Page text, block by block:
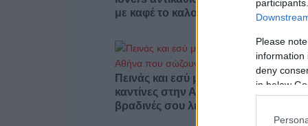
Please
information
deny
in below
με καφέ το καλοκαίρι
Πεινάς και εσύ μετά το ξενύχτι; 5
καντίνες στην Αθήνα που σώζουν τις
βραδινές σου λιγούρες